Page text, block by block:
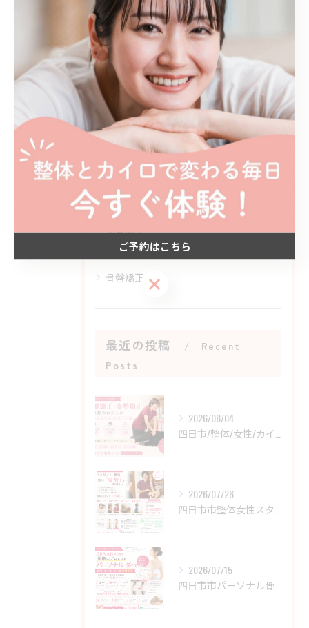
#頭痛 #整体 #首こり
カテゴリー Categories
全てのカテゴリー
カイロプラクティック
姿勢矯正
猫背矯正
肩こり
骨盤矯正
最近の投稿
Recent
Posts
2026/08/04
2026/07/26
2026/07/15
ご予約はこちら
ご予約はこちら